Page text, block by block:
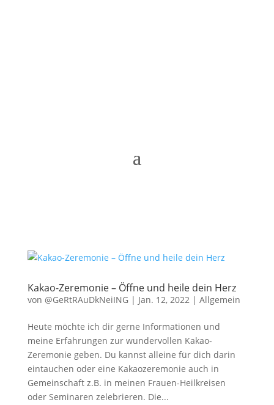
Kakao-Zeremonie – Öffne und heile dein Herz
von @GeRtRAuDkNeiING| Jan. 12, 2022| Allgemein
Heute möchte ich dir gerne Informationen und
meine Erfahrungen zur wundervollen Kakao-
Zeremonie geben. Du kannst alleine für dich darin
eintauchen oder eine Kakaozeremonie auch in
Gemeinschaft z.B. in meinen Frauen-Heilkreisen
oder Seminaren zelebrieren. Die...